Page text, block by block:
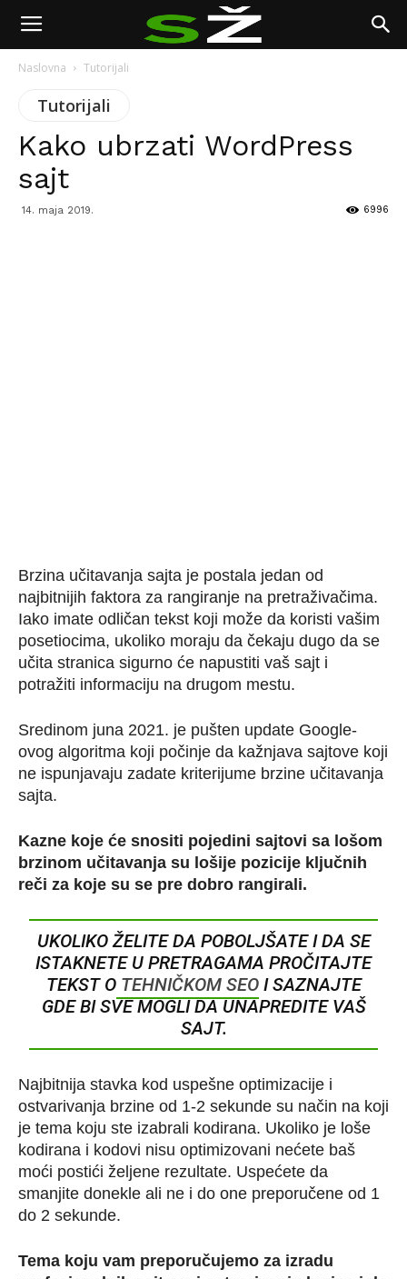
Naslovna Tutorijali
Tutorijali
Kako ubrzati WordPress
sajt
14. maja 2019. 6996
Brzina učitavanja sajta je postala jedan od
najbitnijih faktora za rangiranje na pretraživačima.
Iako imate odličan tekst koji može da koristi vašim
posetiocima, ukoliko moraju da čekaju dugo da se
učita stranica sigurno će napustiti vaš sajt i
potražiti informaciju na drugom mestu.
Sredinom juna 2021. je pušten update Google-
ovog algoritma koji počinje da kažnjava sajtove koji
ne ispunjavaju zadate kriterijume brzine učitavanja
sajta.
Kazne koje će snositi pojedini sajtovi sa lošom
brzinom učitavanja su lošije pozicije ključnih
reči za koje su se pre dobro rangirali.
UKOLIKO ŽELITE DA POBOLJŠATE I DA SE
ISTAKNETE U PRETRAGAMA PROČITAJTE
TEKST OTEHNIČKOM SEOI SAZNAJTE
GDE BI SVE MOGLI DA UNAPREDITE VAŠ
SAJT.
Najbitnija stavka kod uspešne optimizacije i
ostvarivanja brzine od 1-2 sekunde su način na koji
je tema koju ste izabrali kodirana. Ukoliko je loše
kodirana i kodovi nisu optimizovani nećete baš
moći postići željene rezultate. Uspećete da
smanjite donekle ali ne i do one preporučene od 1
do 2 sekunde.
Tema koju vam preporučujemo za izradu